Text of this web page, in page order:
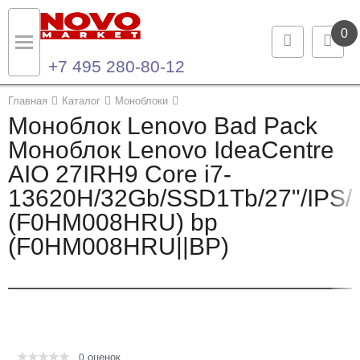
0
+7 495 280-80-12
Главная Каталог Моноблоки
Моноблок Lenovo Bad Pack
Моноблок Lenovo IdeaCentre
AIO 27IRH9 Core i7-
13620H/32Gb/SSD1Tb/27"/
(F0HM008HRU) bp
(F0HM008HRU||BP)
0 оценок
Назад
Каталог продукции
Ноутбуки и ультрабуки
Компьютеры
Моноблоки
Назад
Контакты
Контактная информация